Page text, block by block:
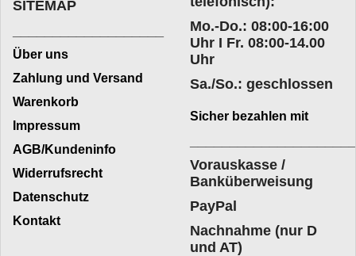
Mo.-Do.: 08:00-16:00
Uhr I Fr. 08:00-14.00
Uhr
Sa./So.: geschlossen
SITEMAP
Über uns
Zahlung und Versand
Warenkorb
Impressum
AGB/Kundeninfo
Widerrufsrecht
Datenschutz
Kontakt
Sicher bezahlen mit
Vorauskasse /
Banküberweisung
PayPal
Nachnahme (nur D
und AT)